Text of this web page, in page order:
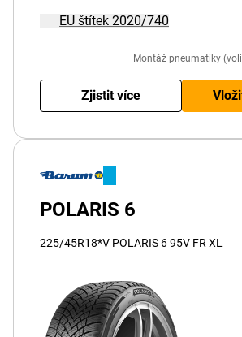
EU štítek 2020/740
Montáž pneumatiky
Zjistit více
POLARIS 6
225/45R18*V POLARIS 6 95V FR XL